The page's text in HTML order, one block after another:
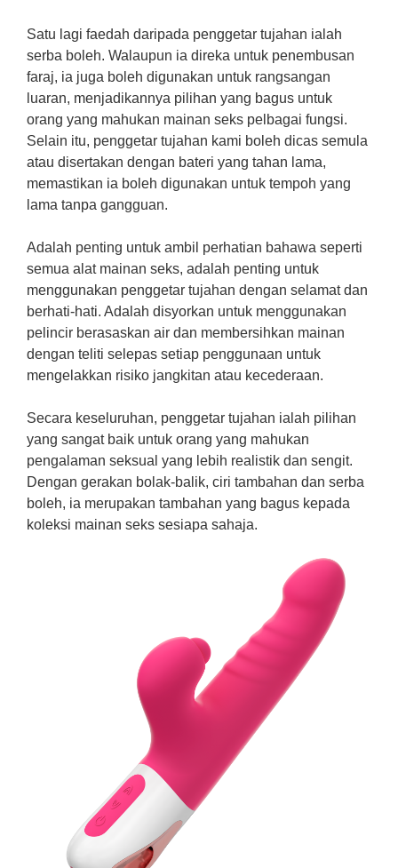
Satu lagi faedah daripada penggetar tujahan ialah
serba boleh. Walaupun ia direka untuk penembusan
faraj, ia juga boleh digunakan untuk rangsangan
luaran, menjadikannya pilihan yang bagus untuk
orang yang mahukan mainan seks pelbagai fungsi.
Selain itu, penggetar tujahan kami boleh dicas semula
atau disertakan dengan bateri yang tahan lama,
memastikan ia boleh digunakan untuk tempoh yang
lama tanpa gangguan.
Adalah penting untuk ambil perhatian bahawa seperti
semua alat mainan seks, adalah penting untuk
menggunakan penggetar tujahan dengan selamat dan
berhati-hati. Adalah disyorkan untuk menggunakan
pelincir berasaskan air dan membersihkan mainan
dengan teliti selepas setiap penggunaan untuk
mengelakkan risiko jangkitan atau kecederaan.
Secara keseluruhan, penggetar tujahan ialah pilihan
yang sangat baik untuk orang yang mahukan
pengalaman seksual yang lebih realistik dan sengit.
Dengan gerakan bolak-balik, ciri tambahan dan serba
boleh, ia merupakan tambahan yang bagus kepada
koleksi mainan seks sesiapa sahaja.